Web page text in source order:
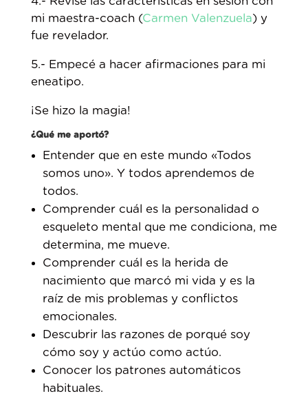
mi maestra-coach (Carmen Valenzuela) y
fue revelador. ⁣
5.- Empecé a hacer afirmaciones para mi
eneatipo. ⁣
¡Se hizo la magia!⁣
¿Qué me aportó?⁣
Entender que en este mundo «Todos
somos uno». Y todos aprendemos de
todos.⁣
Comprender cuál es la personalidad o
esqueleto mental que me condiciona, me
determina, me mueve. ⁣
Comprender cuál es la herida de
nacimiento que marcó mi vida y es la
raíz de mis problemas y conflictos
emocionales.⁣
Descubrir las razones de porqué soy
cómo soy y actúo como actúo.⁣
Conocer los patrones automáticos
habituales. ⁣